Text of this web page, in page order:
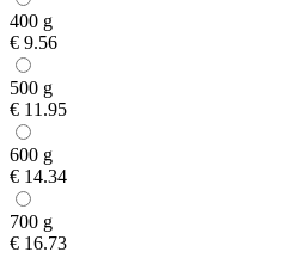
400 g
€ 9.56
500 g
€ 11.95
600 g
€ 14.34
700 g
€ 16.73